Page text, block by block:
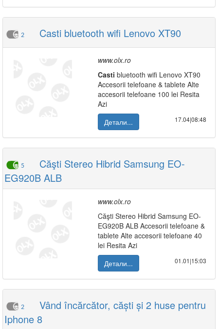
2 Casti bluetooth wifi Lenovo XT90
www.olx.ro
Casti bluetooth wifi Lenovo XT90
Accesorii telefoane & tablete Alte
accesorii telefoane 100 lei Resita
Azi
Детали...
17.04|08:48
5
Căşti Stereo Hibrid Samsung EO-
EG920B ALB
www.olx.ro
Căşti Stereo Hibrid Samsung EO-
EG920B ALB Accesorii telefoane &
tablete Alte accesorii telefoane 40
lei Resita Azi
Детали...
01.01|15:03
2
Vând încărcător, căști și 2 huse pentru
Iphone 8